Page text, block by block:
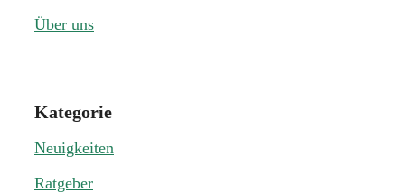
Über uns
Kategorie
Neuigkeiten
Ratgeber